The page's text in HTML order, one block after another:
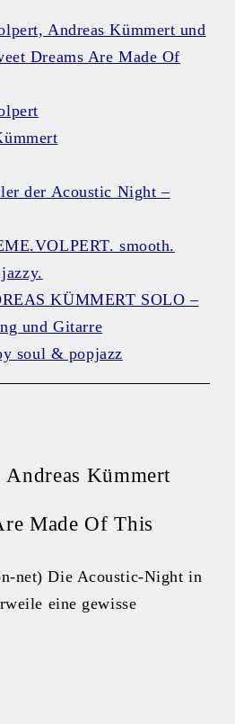
Andreas Kümmert und
Dreams Are Made Of
der Acoustic Night –
smooth.
KÜMMERT SOLO –
und Gitarre
soul & popjazz
Kümmert
Made Of This
net) Die Acoustic-Night in
eine gewisse